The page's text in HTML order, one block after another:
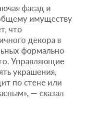
фасад и
имуществу
что
декора в
формально
Управляющие
украшения,
по стене или
— сказал